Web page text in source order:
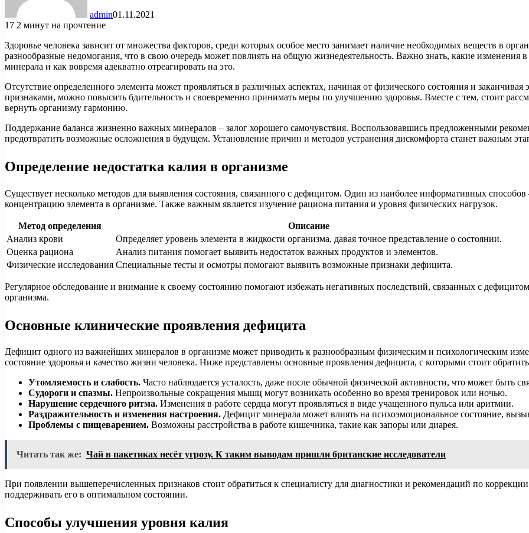
admin01.11.2021
17 2 минут на прочтение
Здоровье человека зависит от множества факторов, среди которых особое место занимает наличие необходимых веществ в
разнообразные недомогания, что в свою очередь может повлиять на общую жизнедеятельность. Важно знать, какие изменения
минерала и как вовремя адекватно отреагировать на это.
Отсутствие определенного элемента может проявляться в различных аспектах, начиная от физического состояния и
признаками, можно повысить бдительность и своевременно принимать меры по улучшению здоровья. Вместе с тем, стоит
вернуть организму гармонию.
Поддержание баланса жизненно важных минералов – залог хорошего самочувствия. Воспользовавшись предложенными
предотвратить возможные осложнения в будущем. Установление причин и методов устранения дискомфорта станет важным
Определение недостатка калия в организме
Существует несколько методов для выявления состояния, связанного с дефицитом. Один из наиболее информативных способов
концентрацию элемента в организме. Также важным является изучение рациона питания и уровня физических нагрузок.
Метод определения
Описание
Анализ крови
Определяет уровень элемента в жидкости организма, давая точное представление о состоянии.
Оценка рациона
Анализ питания помогает выявить недостаток важных продуктов и элементов.
Физические исследования Специальные тесты и осмотры помогают выявить возможные признаки дефицита.
Регулярное обследование и внимание к своему состоянию помогают избежать негативных последствий, связанных с
организма.
Основные клинические проявления дефицита
Дефицит одного из важнейших минералов в организме может приводить к разнообразным физическим и психологическим
состояние здоровья и качество жизни человека. Ниже представлены основные проявления дефицита, с которыми стоит
Утомляемость и слабость. Часто наблюдается усталость, даже после обычной физической активности, что может быть
Судороги и спазмы. Непроизвольные сокращения мышц могут возникать особенно во время тренировок или ночью.
Нарушение сердечного ритма. Изменения в работе сердца могут проявляться в виде учащенного пульса или аритмии.
Раздражительность и изменения настроения. Дефицит минерала может влиять на психоэмоциональное состояние,
Проблемы с пищеварением. Возможны расстройства в работе кишечника, такие как запоры или диарея.
Читать так же: Чай в пакетиках несёт угрозу. К таким выводам пришли британские исследователи
При появлении вышеперечисленных признаков стоит обратиться к специалисту для диагностики и рекомендаций по
поддерживать его в оптимальном состоянии.
Способы улучшения уровня калия